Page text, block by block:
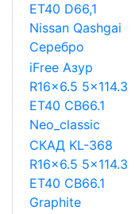
ET40 D66,1
Nissan Qashgai
Серебро
iFree Азур
R16x6.5 5x114.3
ET40 CB66.1
Neo_classic
СКАД KL-368
R16x6.5 5x114.3
ET40 CB66.1
Graphite